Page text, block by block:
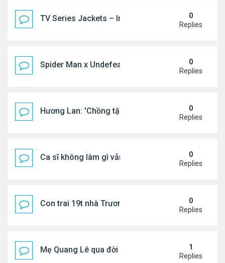
TV Series Jackets – Inspired by Iconic Television
0
Replies
Spider Man x Undefeated FW26 Varsity Jacket –
0
Replies
Hương Lan: 'Chồng tặng tôi khu vườn tình yêu'
0
Replies
Ca sĩ không làm gì vẫn kiếm được 400 triệu đồng/
0
Replies
Con trai 19t nhà Trương Bá Chi - Tạ Đình Phong
0
Replies
Mẹ Quang Lê qua đời sau 2 năm đột quỵ. 1
Replies